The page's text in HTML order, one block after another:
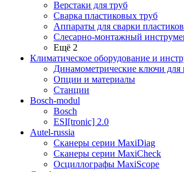
Верстаки для труб
Сварка пластиковых труб
Аппараты для сварки
Слесарно-монтажный
Ещё 2
Климатическое оборудование и
Динамометрические ключи для
Опции и материалы
Станции
Bosch-modul
Bosch
ESI[tronic] 2.0
Autel-russia
Сканеры серии MaxiDiag
Сканеры серии MaxiCheck
Осциллографы MaxiScope